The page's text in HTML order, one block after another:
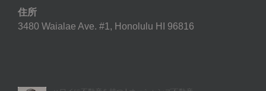
住所
3480 Waialae Ave. #1, Honolulu HI 96816